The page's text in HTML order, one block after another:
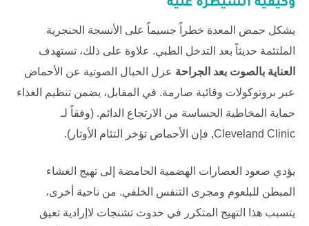
وكيفية السيطرة عليه
يشكل حمض المعدة خطراً جسيماً على الأنسجة الحنجرية
الملتئمة حديثاً بعد التدخل الطبي. علاوة على ذلك، تستهدف
العناية بالصوت بعد الجراحة عزل الحبال الصوتية عن الأحماض
عبر بروتوكولات وقائية صارمة. في المقابل، يضمن تنظيم الغذاء
حماية المخاطية الحساسة من الارتجاع الدائم. (وفقاً لـ
Cleveland Clinic, فإن الأحماض تؤخر التئام الأوتار).
يؤدي صعود العصارات الهضمية الحامضة إلى تهيج الغشاء
المبطن للبلعوم ومجرى التنفس الخلفي. من ناحية أخرى،
يتسبب هذا التهيج المتكرر في حدوث تشنجات لاإرادية تعيق